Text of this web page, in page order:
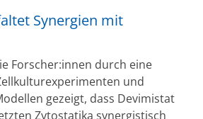
Synergien mit
Forscher:innen durch eine
und
gezeigt, dass Devimistat
Zytostatika synergistisch